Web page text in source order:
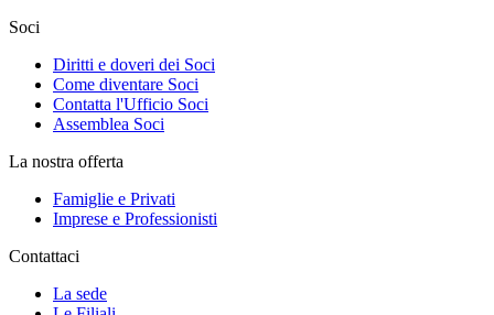
Soci
Diritti e doveri dei Soci
Come diventare Soci
Contatta l'Ufficio Soci
Assemblea Soci
La nostra offerta
Famiglie e Privati
Imprese e Professionisti
Contattaci
La sede